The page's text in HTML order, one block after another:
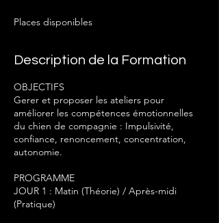
e
m
a
i
2
Places disponibles
Description de la Formation
OBJECTIFS
Gerer et proposer les ateliers pour
améliorer les compétences émotionnelles
du chien de compagnie : Impulsivité,
confiance, renoncement, concentration,
autonomie.
PROGRAMME
JOUR 1 : Matin (Théorie) / Après-midi
(Pratique)